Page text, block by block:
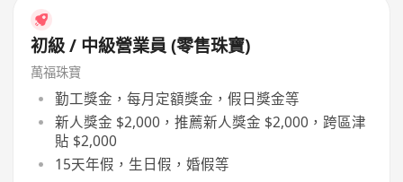
初級 / 中級營業員 (零售珠寶)
萬福珠寶
勤工獎金，每月定額獎金，假日獎金等
新人獎金 $2,000，推薦新人獎金 $2,000，跨區津
貼 $2,000
15天年假，生日假，婚假等